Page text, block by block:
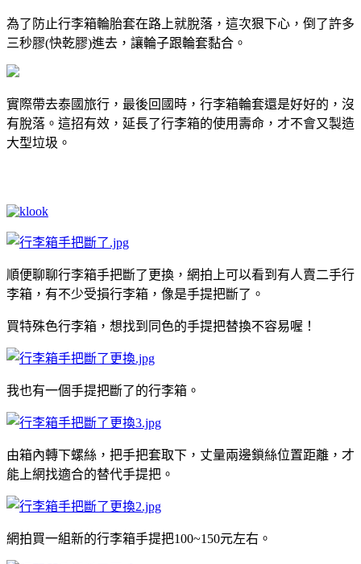
為了防止行李箱輪胎套在路上就脫落，這次狠下心，倒了許多
三秒膠(快乾膠)進去，讓輪子跟輪套黏合。
實際帶去泰國旅行，最後回國時，行李箱輪套還是好好的，沒
有脫落。這招有效，延長了行李箱的使用壽命，才不會又製造
大型垃圾。
順便聊聊行李箱手把斷了更換，網拍上可以看到有人賣二手行
李箱，有不少受損行李箱，像是手提把斷了。
買特殊色行李箱，想找到同色的手提把替換不容易喔！
我也有一個手提把斷了的行李箱。
由箱內轉下螺絲，把手把套取下，丈量兩邊鎖絲位置距離，才
能上網找適合的替代手提把。
網拍買一組新的行李箱手提把100~150元左右。